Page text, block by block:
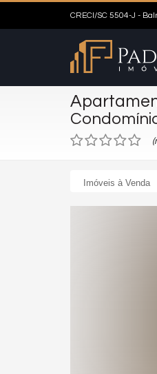
CRECI/SC 5504-J -
Imóveis à Venda